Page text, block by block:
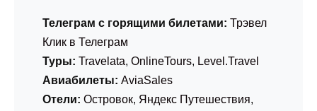
Телеграм с горящими билетами: Трэвел
Клик в Телеграм
Туры: Travelata, OnlineTours, Level.Travel
Авиабилеты: AviaSales
Отели: Островок, Яндекс Путешествия,